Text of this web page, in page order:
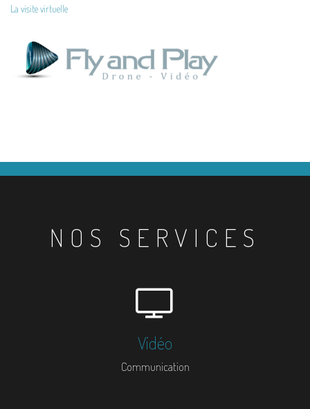
La visite virtuelle
NOS SERVICES
Vidéo
Communication